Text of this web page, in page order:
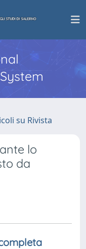
su Rivista
lo
da